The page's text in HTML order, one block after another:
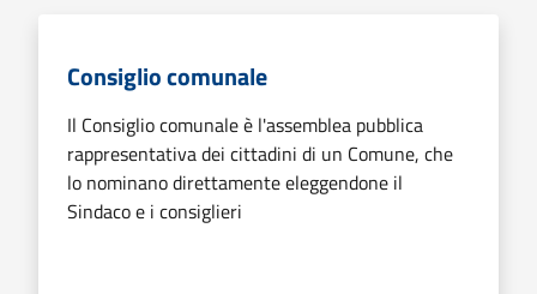
Consiglio comunale
Il Consiglio comunale è l'assemblea pubblica
rappresentativa dei cittadini di un Comune, che
lo nominano direttamente eleggendone il
Sindaco e i consiglieri